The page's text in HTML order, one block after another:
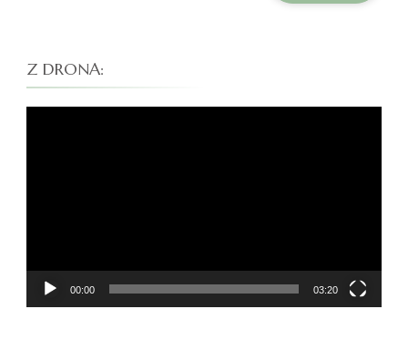
Z DRONA:
00:00 03:20